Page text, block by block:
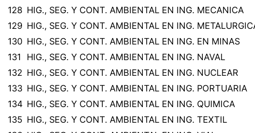
128 HIG., SEG. Y CONT. AMBIENTAL EN ING. MECANICA
129 HIG., SEG. Y CONT. AMBIENTAL EN ING.
130 HIG., SEG. Y CONT. AMBIENTAL EN ING. EN MINAS
131
HIG., SEG. Y CONT. AMBIENTAL EN ING. NAVAL
132 HIG., SEG. Y CONT. AMBIENTAL EN ING. NUCLEAR
133 HIG., SEG. Y CONT. AMBIENTAL EN ING. PORTUARIA
134 HIG., SEG. Y CONT. AMBIENTAL EN ING. QUIMICA
135 HIG., SEG. Y CONT. AMBIENTAL EN ING. TEXTIL